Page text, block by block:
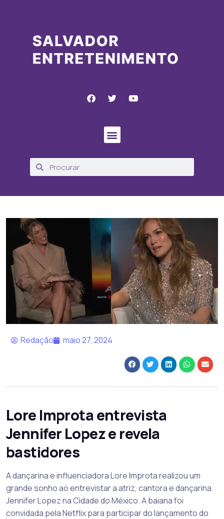
Redação maio 27, 2024
Lore Improta entrevista
Jennifer Lopez e revela
bastidores
A dançarina e influenciadora Lore Improta realizou um
grande sonho ao entrevistar a atriz, cantora e dançarina
Jennifer Lopez na Cidade do México. A baiana foi
convidada pela Netflix para participar do lançamento do